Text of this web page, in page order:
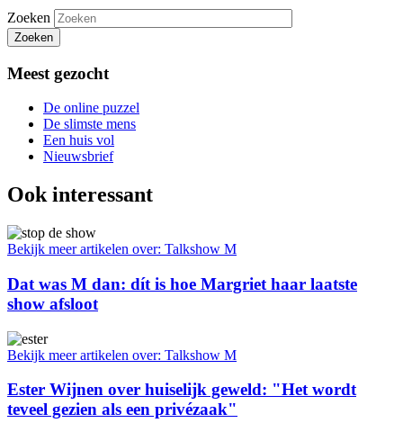
Zoeken
Zoeken
Meest gezocht
De online puzzel
De slimste mens
Een huis vol
Nieuwsbrief
Ook interessant
Bekijk meer artikelen over: Talkshow M
Dat was M dan: dít is hoe Margriet haar laatste
show afsloot
Bekijk meer artikelen over: Talkshow M
Ester Wijnen over huiselijk geweld: "Het wordt
teveel gezien als een privézaak"